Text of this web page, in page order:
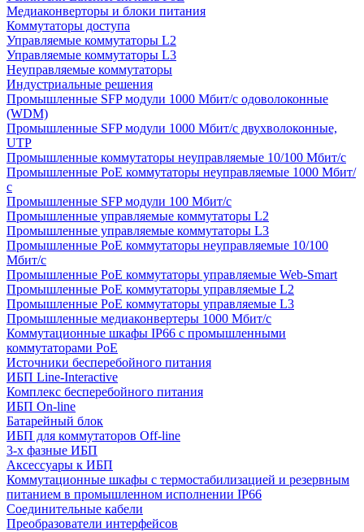
Медиаконверторы и блоки питания
Коммутаторы доступа
Управляемые коммутаторы L2
Управляемые коммутаторы L3
Неуправляемые коммутаторы
Индустриальные решения
Промышленные SFP модули 1000 Мбит/c одоволоконные
(WDM)
Промышленные SFP модули 1000 Мбит/c двухволоконные,
UTP
Промышленные коммутаторы неуправляемые 10/100 Мбит/с
Промышленные PoE коммутаторы неуправляемые 1000 Мбит/
с
Промышленные SFP модули 100 Мбит/c
Промышленные управляемые коммутаторы L2
Промышленные управляемые коммутаторы L3
Промышленные PoE коммутаторы неуправляемые 10/100
Мбит/с
Промышленные PoE коммутаторы управляемые Web-Smart
Промышленные PoE коммутаторы управляемые L2
Промышленные PoE коммутаторы управляемые L3
Промышленные медиаконвертеры 1000 Мбит/с
Коммутационные шкафы IP66 c промышленными
коммутаторами PoE
Источники бесперебойного питания
ИБП Line-Interactive
Комплекс бесперебойного питания
ИБП On-line
Батарейный блок
ИБП для коммутаторов Off-line
3-х фазные ИБП
Аксессуары к ИБП
Коммутационные шкафы с термостабилизацией и резервным
питанием в промышленном исполнении IP66
Соединительные кабели
Преобразователи интерфейсов